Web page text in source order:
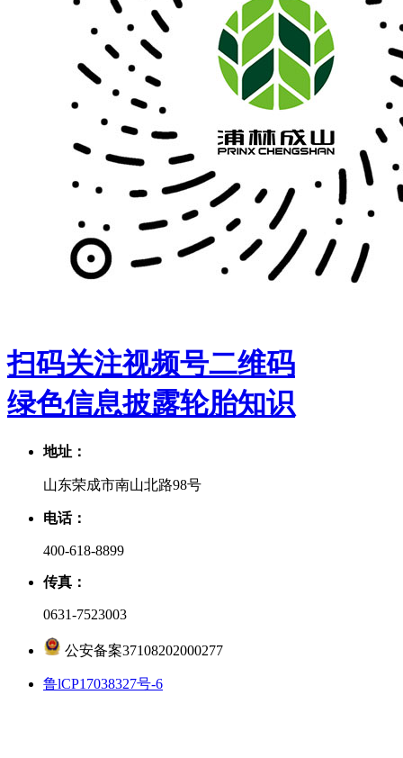
扫码关注视频号二维码
绿色信息披露轮胎知识
地址：
山东荣成市南山北路98号
电话：
400-618-8899
传真：
0631-7523003
公安备案37108202000277
鲁lCP17038327号-6